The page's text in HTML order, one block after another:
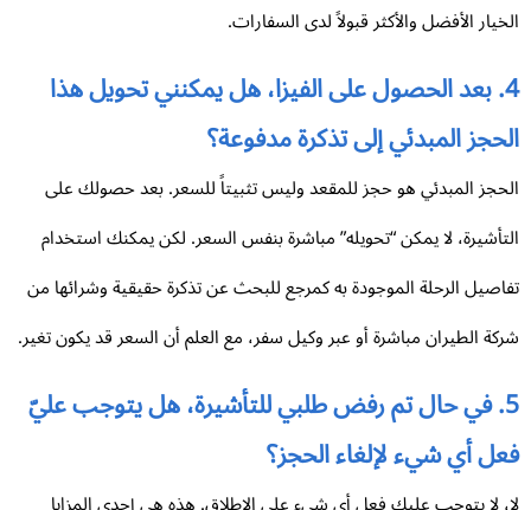
الأفضل والأكثر قبولاً لدى السفارات.
4. بعد الحصول على الفيزا، هل يمكنني تحويل هذا
المبدئي إلى تذكرة مدفوعة؟
المبدئي هو حجز للمقعد وليس تثبيتاً للسعر. بعد حصولك على
لا يمكن “تحويله” مباشرة بنفس السعر. لكن يمكنك استخدام
الرحلة الموجودة به كمرجع للبحث عن تذكرة حقيقية وشرائها من
الطيران مباشرة أو عبر وكيل سفر، مع العلم أن السعر قد يكون تغير.
5. في حال تم رفض طلبي للتأشيرة، هل يتوجب عليّ
أي شيء لإلغاء الحجز؟